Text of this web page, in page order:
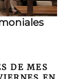
DE MES